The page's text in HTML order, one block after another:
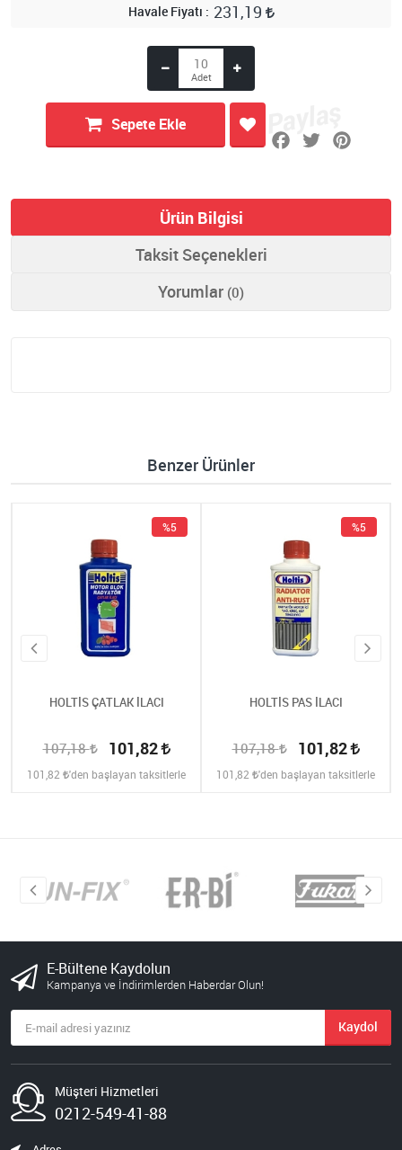
Havale Fiyatı 231,19
Sepete Ekle
Ürün Bilgisi
Taksit Seçenekleri
Yorumlar (0)
Benzer Ürünler
HOLTİS ÇATLAK İLACI
107,18 101,82
%5
101,82 'den başlayan taksitlerle
HOLTİS PAS İLACI
107,18 101,82
%5
101,82 'den başlayan taksitlerle
E-Bültene Kaydolun
Kampanya ve İndirimlerden Haberdar Olun!
Kaydol
Müşteri Hizmetleri
0212-549-41-88